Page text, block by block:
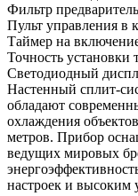
Фильтр
Пульт управления в
Таймер на
Точность установки
Светодиодный
Настенный сплит-
обладают
охлаждения
метров. Прибор
ведущих мировых
настроек и высоким